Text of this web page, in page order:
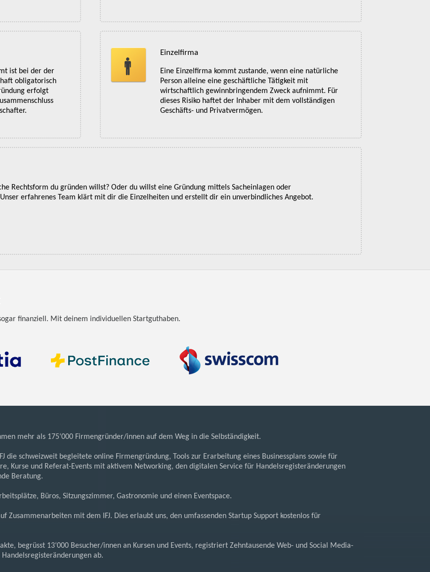
ist bei der der
obligatorisch
erfolgt
Einzelfirma
Eine Einzelfirma kommt zustande, wenn eine natürliche
Person alleine eine geschäftliche Tätigkeit mit
wirtschaftlich gewinnbringendem Zweck aufnimmt. Für
dieses Risiko haftet der Inhaber mit dem vollständigen
Geschäfts- und Privatvermögen.
Rechtsform du gründen willst? Oder du willst eine Gründung mittels Sacheinlagen oder
erfahrenes Team klärt mit dir die Einzelheiten und erstellt dir ein unverbindliches Angebot.
finanziell. Mit deinem individuellen Startguthaben.
mehr als 175‘000 Firmengründer/innen auf dem Weg in die Selbständigkeit.
die schweizweit begleitete online Firmengründung, Tools zur Erarbeitung eines Businessplans sowie für
Kurse und Referat-Events mit aktivem Networking, den digitalen Service für Handelsregisteränderungen
Beratung.
Büros, Sitzungszimmer, Gastronomie und einen Eventspace.
Zusammenarbeiten mit dem IFJ. Dies erlaubt uns, den umfassenden Startup Support kostenlos für
begrüsst 13‘000 Besucher/innen an Kursen und Events, registriert Zehntausende Web- und Social Media-
ab.